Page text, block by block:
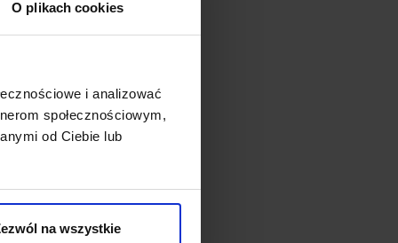
O plikach cookies
i analizować
społecznościowym,
od Ciebie lub
na wszystkie